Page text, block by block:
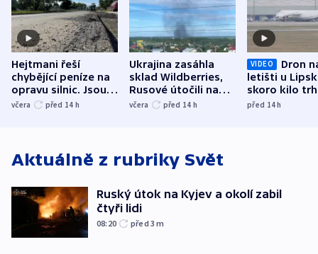
Hejtmani řeší
chybějící peníze na
opravu silnic. Jsou
nenárokové, namítá
včera před 14 h
Ukrajina zasáhla
sklad Wildberries,
Rusové útočili na
trh, hasiče či
včera před 14 h
VIDEO
Dron
letišti u
skoro kilo
indicie
před 14h
Aktuálně z rubriky Svět
Ruský útok na Kyjev a okolí zabil
čtyři lidi
08:20 před 3m